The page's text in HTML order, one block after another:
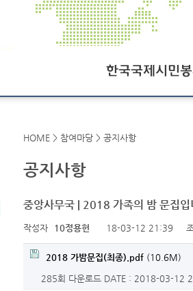
연혁
조직도
찾아오시는길
HOME > 참여마당 > 공지사항
공지사항
중앙사무국 | 2018 가족의 밤 문집입
작성자 10정용헌 18-03-12 21:39
2018 가밤문집(최종).pdf (10.6M)
285회 다운로드 DATE : 2018-03-12